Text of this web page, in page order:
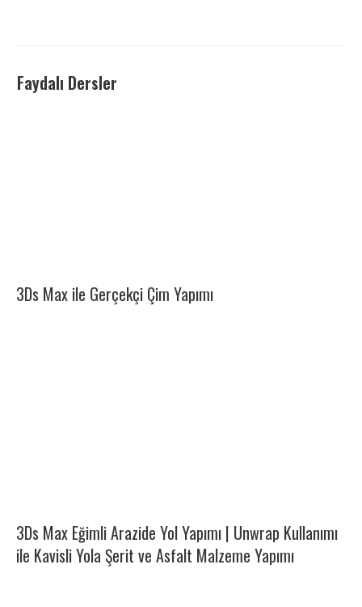
Faydalı Dersler
3Ds Max ile Gerçekçi Çim Yapımı
3Ds Max Eğimli Arazide Yol Yapımı | Unwrap Kullanımı
ile Kavisli Yola Şerit ve Asfalt Malzeme Yapımı